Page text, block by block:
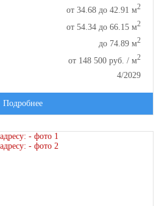
от 34.68 до 42.91 м2
от 54.34 до 66.15 м2
до 74.89 м2
от 148 500 руб. / м2
4/2029
Подробнее